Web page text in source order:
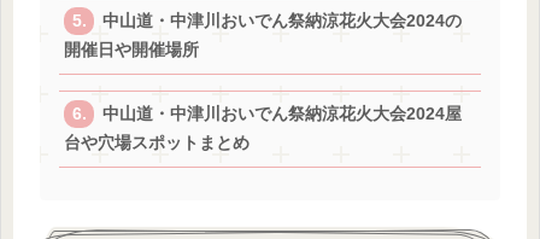
中山道・中津川おいでん祭納涼花火大会2024の
開催日や開催場所
中山道・中津川おいでん祭納涼花火大会2024屋
台や穴場スポットまとめ